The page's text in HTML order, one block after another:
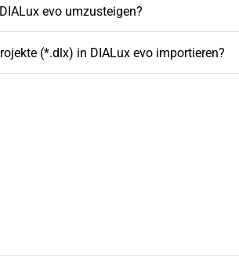
evo umzusteigen?
(*.dlx) in DIALux evo importieren?